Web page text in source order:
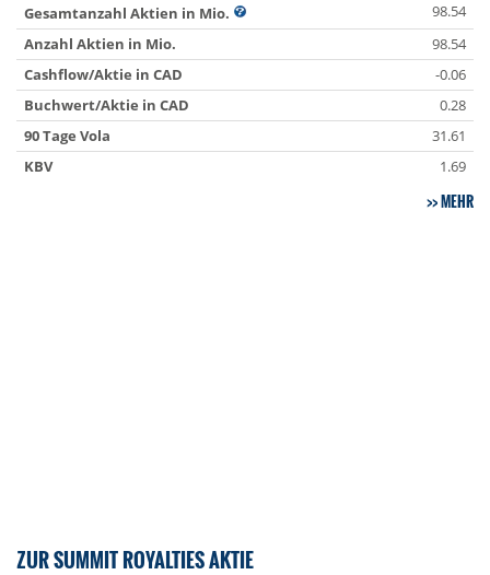
Gesamtanzahl Aktien in Mio.
98.54
Anzahl Aktien in Mio.
98.54
Cashflow/Aktie in CAD
-0.06
Buchwert/Aktie in CAD
0.28
90 Tage Vola
31.61
KBV
1.69
MEHR
ZUR SUMMIT ROYALTIES AKTIE